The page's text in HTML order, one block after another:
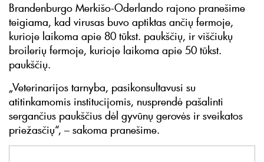
Brandenburgo Merkišo-Oderlando rajono pranešime
teigiama, kad virusas buvo aptiktas ančių fermoje,
kurioje laikoma apie 80 tūkst. paukščių, ir viščiukų
broilerių fermoje, kurioje laikoma apie 50 tūkst.
paukščių.
„Veterinarijos tarnyba, pasikonsultavusi su
atitinkamomis institucijomis, nusprendė pašalinti
sergančius paukščius dėl gyvūnų gerovės ir sveikatos
priežasčių“, – sakoma pranešime.